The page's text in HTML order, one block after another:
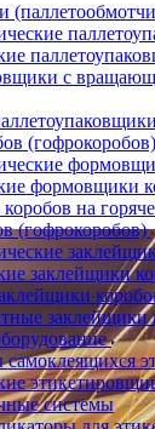
с
(гофрокоробов)
формовщики
на
(гофрокоробов)
заклейщики
заклейщики
системы